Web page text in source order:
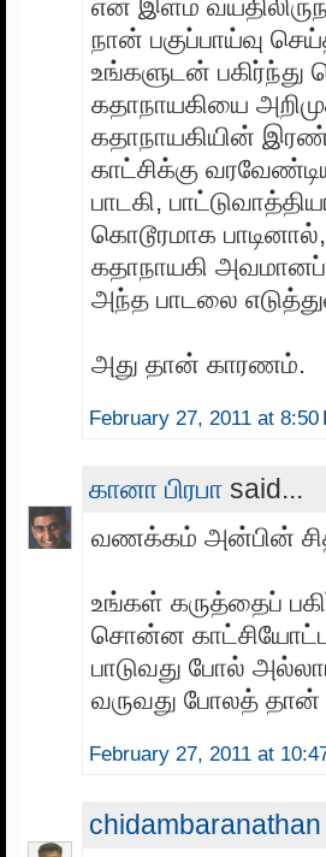
என் இளம்
நான் பகுப்பாய்வு
உங்களுடன்
கதாநாயகியை
கதாநாயகியின்
காட்சிக்கு
பாடகி,
கொடூரமாக
கதாநாயகி
அந்த பாடலை
அது தான் காரணம்.
February 27, 2011 at 8:50
கானா பிரபா said...
வணக்கம் அன்பின்
உங்கள் கருத்தைப்
சொன்ன
பாடுவது போல்
வருவது போலத் தான்
February 27, 2011 at
chidambaranathan